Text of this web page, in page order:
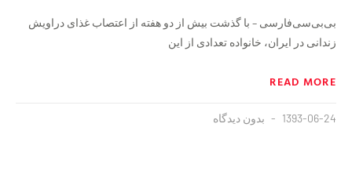
بی‌بی‌سی‌فارسی – با گذشت بیش از دو هفته از اعتصاب غذای دراویش
زندانی در ایران، خانواده تعدادی از این
READ MORE
1393-06-24 بدون دیدگاه